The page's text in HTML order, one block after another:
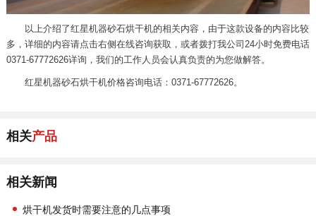
以上介绍了红星机器砂石烘干机的相关内容，由于这款设备的内容比较
多，详细的内容请点击右侧在线咨询获取，或者拨打我公司24小时免费电话
0371-67772626详询，我们的工作人员会认真负责的为您做解答。
红星机器砂石烘干机价格咨询电话：0371-67772626。
相关产品
相关新闻
烘干机发货时需要注意的几点事项